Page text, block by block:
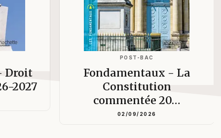
Droit
2027
POST-BAC
Fondamentaux - La
Constitution
commentée 20…
02/09/2026